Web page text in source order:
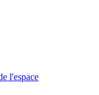
l'espace